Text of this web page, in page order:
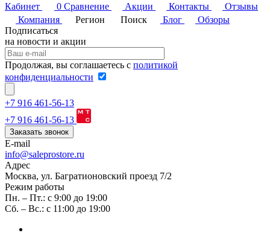
Кабинет
0 Сравнение Акции Контакты
Отзывы
Компания
Регион Поиск Блог
Обзоры
Подписаться
на новости и акции
Продолжая, вы соглашаетесь с политикой
конфиденциальности
+7 916 461-56-13
+7 916 461-56-13
Заказать звонок
E-mail
info@saleprostore.ru
Адрес
Москва, ул. Багратионовский проезд 7/2
Режим работы
Пн. – Пт.: с 9:00 до 19:00
Сб. – Вс.: с 11:00 до 19:00